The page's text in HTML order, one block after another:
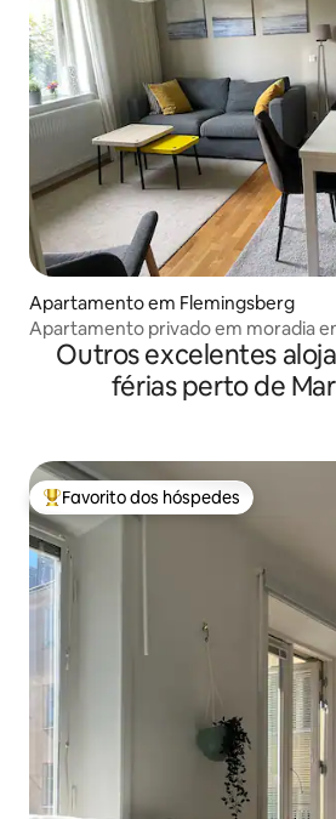
Apartamento em Flemingsberg
Apartamento privado em moradia
Outros excelentes
férias perto de
Favoritos dos hóspedes mais
Favorito dos hóspedes